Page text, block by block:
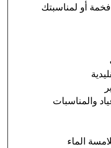
أو لمناسبتك
والمناسبات
الماء